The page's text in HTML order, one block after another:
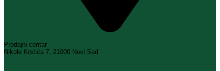
Prodajni centar
Nikole Krstića 7, 21000 Novi Sad